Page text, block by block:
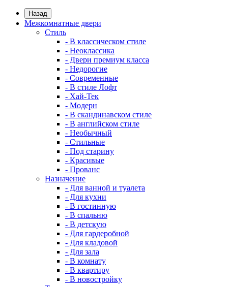
Назад
Межкомнатные двери
Стиль
- В классическом стиле
- Неоклассика
- Двери премиум класса
- Недорогие
- Современные
- В стиле Лофт
- Хай-Тек
- Модерн
- В скандинавском стиле
- В английском стиле
- Необычный
- Стильные
- Под старину
- Красивые
- Прованс
Назначение
- Для ванной и туалета
- Для кухни
- В гостинную
- В спальню
- В детскую
- Для гардеробной
- Для кладовой
- Для зала
- В комнату
- В квартиру
- В новостройку